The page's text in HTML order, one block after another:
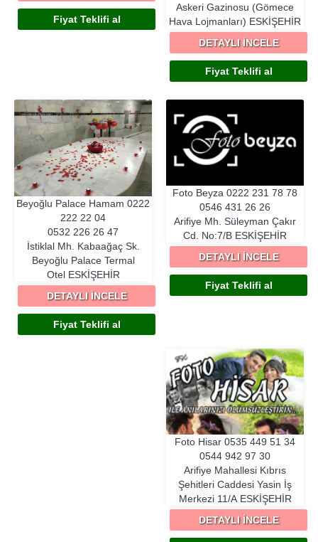
Fiyat Teklifi al
Askeri Gazinosu (Gömece
Hava Lojmanları) ESKIŞEHIR
DETAYLI İNCELE
Fiyat Teklifi al
Beyoğlu Palace Hamam 0222
222 22 04
0532 226 26 47
İstiklal Mh. Kabaağaç Sk.
Beyoğlu Palace Termal
Otel ESKIŞEHIR
DETAYLI İNCELE
Fiyat Teklifi al
Foto Beyza 0222 231 78 78
0546 431 26 26
Arifiye Mh. Süleyman Çakır
Cd. No:7/B ESKIŞEHIR
DETAYLI İNCELE
Fiyat Teklifi al
Foto Hisar 0535 449 51 34
0544 942 97 30
Arifiye Mahallesi Kıbrıs
Şehitleri Caddesi Yasin İş
Merkezi 11/A ESKIŞEHIR
DETAYLI İNCELE